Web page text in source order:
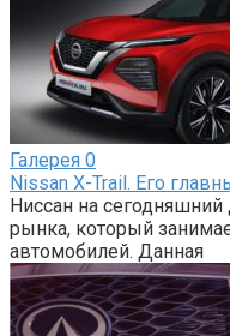
Галерея 0
Nissan X-Trail. Его
Ниссан на
рынка, который
автомобилей. Данная